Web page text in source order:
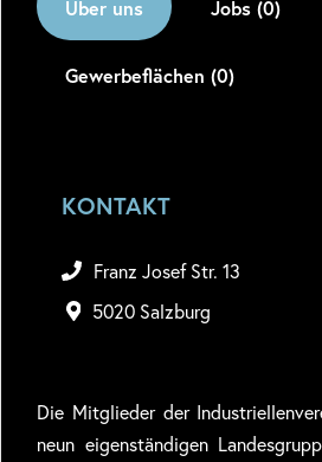
Über uns Jobs (0)
Gewerbeflächen (0)
Die Mitglieder der
neun eigenständigen
KONTAKT
Franz Josef Str. 13
5020 Salzburg